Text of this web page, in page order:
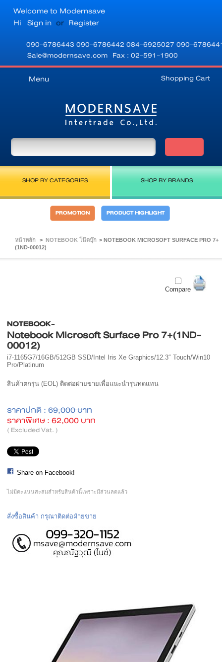
Welcome to Modernsave
Hi Sign in or Register
090-6786443 090-6786442 084-6925027 090-
Sale@modernsave.com Fax : 02-591-1900
Shopping Cart
Menu
SHOP BY CATEGORIES SHOP BY BRANDS
PROMOTION PRODUCT HIGHLIGHT
หน้าหลัก > NOTEBOOK โน๊ตบุ๊ก > NOTEBOOK MICROSOFT SURFACE PRO 7+
(1ND-00012)
Compare
NOTEBOOK-
Notebook Microsoft Surface Pro 7+(1ND-
00012)
i7-1165G7/16GB/512GB SSD/Intel Iris Xe Graphics/12.3″ Touch/Win10
Pro/Platinum
สินค้าตกรุ่น (EOL) ติดต่อฝ่ายขายเพื่อแนะนำรุ่นทดแทน
ราคาปกติ : 69,000 บาท
ราคาพิเศษ : 62,000 บาท
( Excluded Vat. )
Share on Facebook!
ไม่มีคะแนนสะสมสำหรับสินค้านี้เพราะมีส่วนลดแล้ว
สั่งซื้อสินค้า กรุณาติดต่อฝ่ายขาย